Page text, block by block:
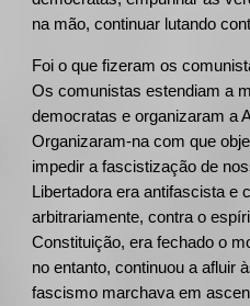
na mão, continuar lutando
Foi o que fizeram os
Os comunistas estendiam a
democratas e organizaram a
Organizaram-na com que
impedir a fascistização de
Libertadora era antifascista e
arbitrariamente, contra o
Constituição, era fechado o
no entanto, continuou a afluir
fascismo marchava em